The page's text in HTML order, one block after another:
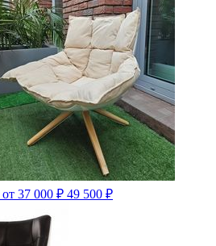
от 37 000 ₽ 49 500 ₽